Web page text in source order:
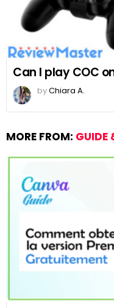
Can I play COC
byChiara A.
MORE FROM: GUIDE